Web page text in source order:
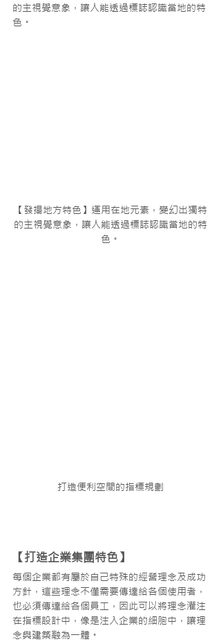
的主視覺意象，讓人能透過標誌認識當地的特
色。
【發揚地方特色】運用在地元素，變幻出獨特
的主視覺意象，讓人能透過標誌認識當地的特
色。
打造便利空間的指標規劃
【打造企業集團特色】
每個企業都有屬於自己特殊的經營理念及成功
方針，這些理念不僅需要傳達給各個使用者，
也必須傳達給各個員工，因此可以將理念灌注
在指標設計中，像是注入企業的細胞中，讓理
念與建築融為一體。